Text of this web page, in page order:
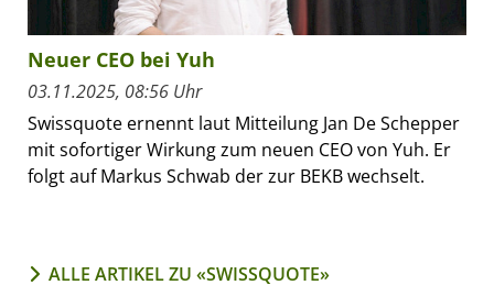
Neuer CEO bei Yuh
03.11.2025, 08:56 Uhr
Swissquote ernennt laut Mitteilung Jan De Schepper
mit sofortiger Wirkung zum neuen CEO von Yuh. Er
folgt auf Markus Schwab der zur BEKB wechselt.
ALLE ARTIKEL ZU «SWISSQUOTE»